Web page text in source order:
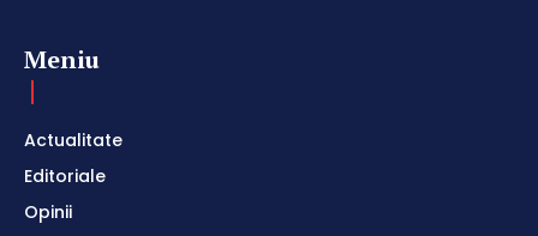
Meniu
Actualitate
Editoriale
Opinii